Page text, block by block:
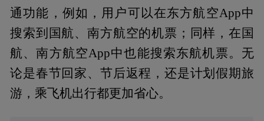
通功能，例如，用户可以在东方航空App中
搜索到国航、南方航空的机票；同样，在国
航、南方航空App中也能搜索东航机票。无
论是春节回家、节后返程，还是计划假期旅
游，乘飞机出行都更加省心。